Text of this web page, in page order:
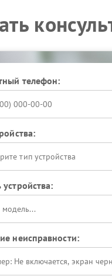
телефон:
тип устройства
неисправности: